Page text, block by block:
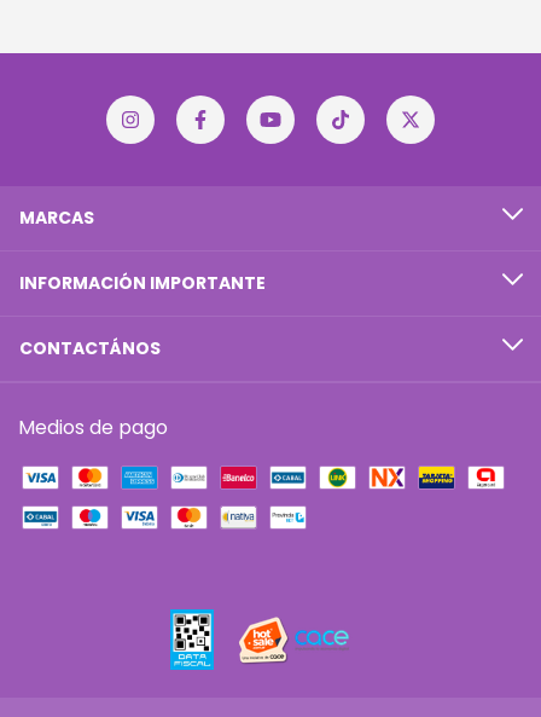
MARCAS
INFORMACIÓN IMPORTANTE
CONTACTÁNOS
Medios de pago